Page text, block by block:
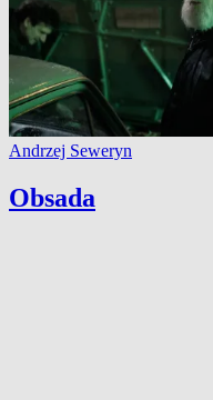
Andrzej Seweryn
Obsada